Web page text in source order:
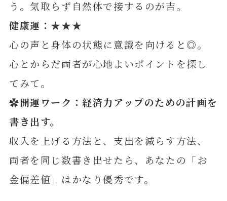
う。気取らず自然体で接するのが吉。
健康運：★★★
心の声と身体の状態に意識を向けると◎。
心とからだ両者が心地よいポイントを探し
てみて。
✿開運ワーク：経済力アップのための計画を
書き出す。
収入を上げる方法と、支出を減らす方法、
両者を同じ数書き出せたら、あなたの「お
金偏差値」はかなり優秀です。